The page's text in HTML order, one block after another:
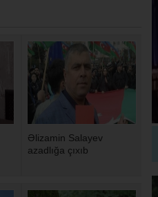
Əlizamin Salayev
azadlığa çıxıb